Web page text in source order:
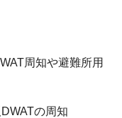
周知や避難所用
の周知